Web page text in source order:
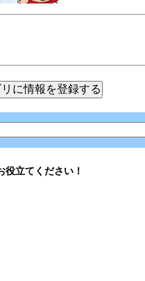
立てください！